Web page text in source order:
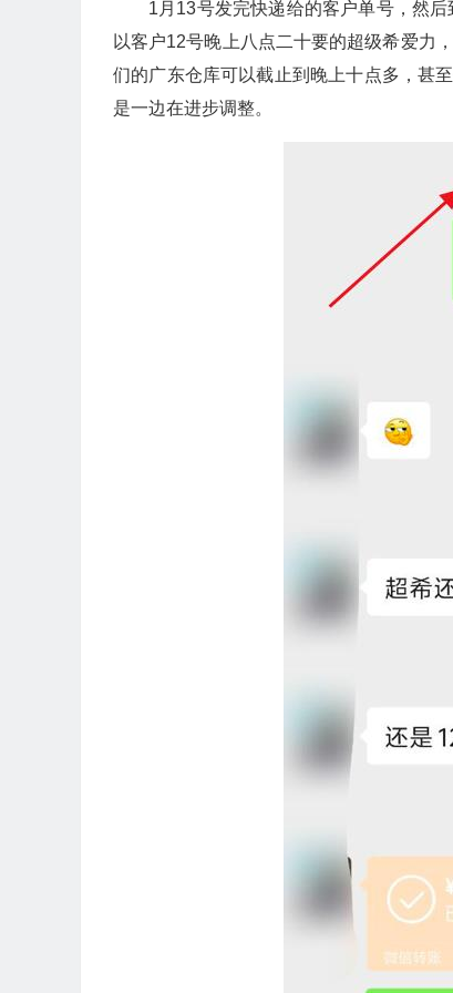
1月13号发完快递给的客户单号，然
以客户12号晚上八点二十要的超级希爱力
们的广东仓库可以截止到晚上十点多，甚
是一边在进步调整。